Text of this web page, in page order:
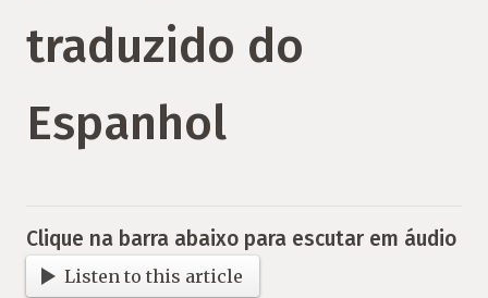
traduzido do
Espanhol
Clique na barra abaixo para escutar em áudio
Listen to this article